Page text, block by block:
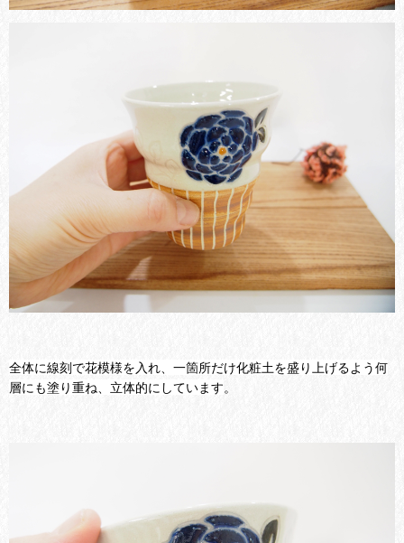
全体に線刻で花模様を入れ、一箇所だけ化粧土を盛り上げるよう何
層にも塗り重ね、立体的にしています。